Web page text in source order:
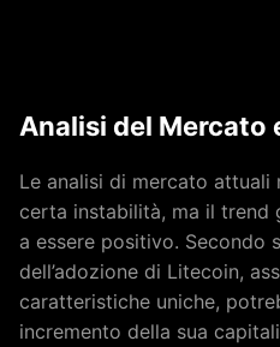
Analisi del Mercato
Le analisi di mercato attuali
certa instabilità, ma il trend
a essere positivo. Secondo
dell’adozione di Litecoin,
caratteristiche uniche,
incremento della sua